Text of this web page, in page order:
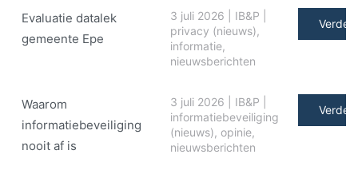
Evaluatie datalek
gemeente Epe
3 juli 2026 IB&P
privacy (nieuws),
informatie,
nieuwsberichten
Verder
Waarom
informatiebeveiliging
nooit af is
3 juli 2026 IB&P
informatiebeveiliging
(nieuws), opinie,
nieuwsberichten
Verder